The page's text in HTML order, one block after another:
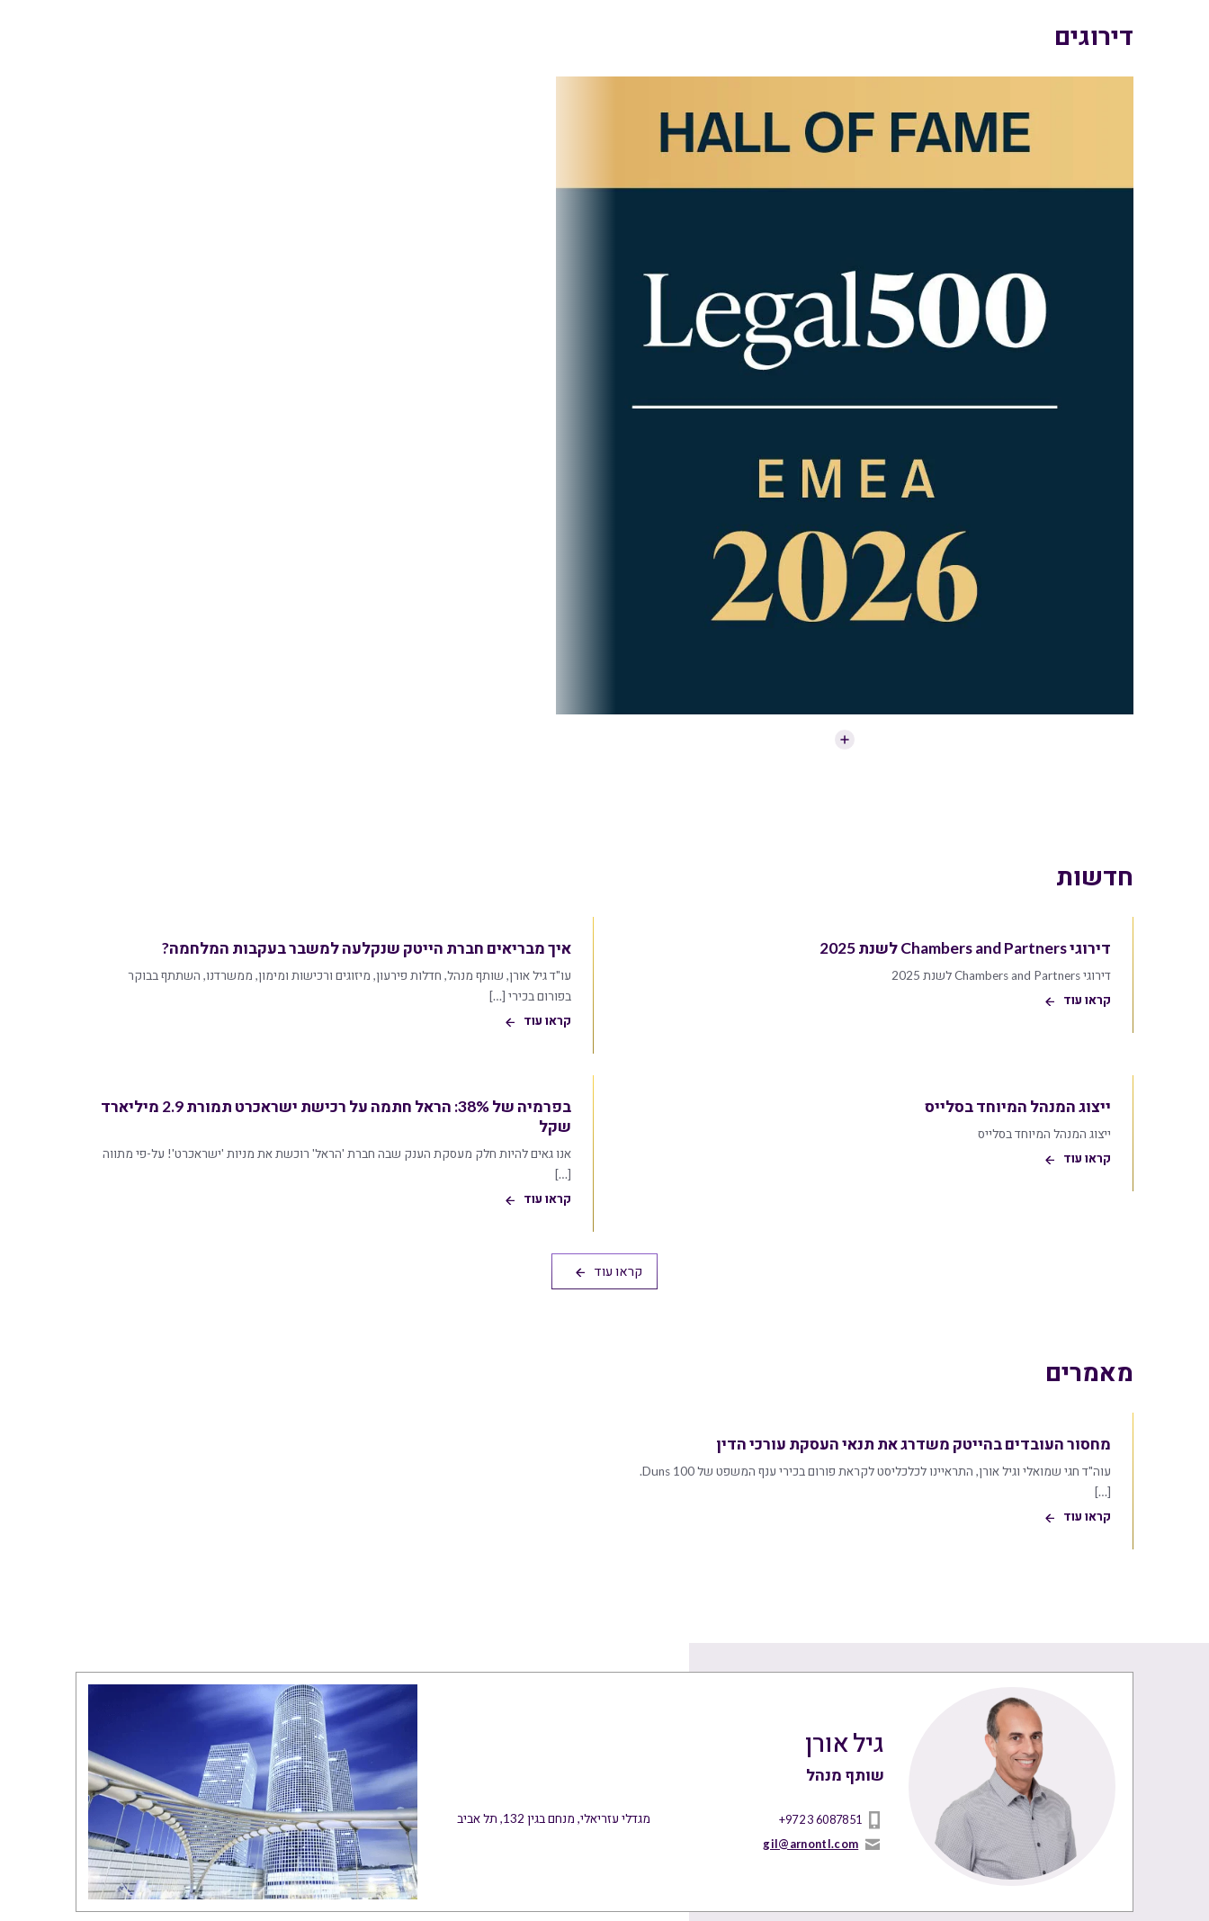
דירוגים
חדשות
דירוגי Chambers and Partners לשנת 2025
דירוגי Chambers and Partners לשנת 2025
קראו עוד
איך מבריאים חברת הייטק שנקלעה למשבר בעקבות המלחמה?
עו"ד גיל אורן, שותף מנהל, חדלות פירעון, מיזוגים ורכישות ומימון, ממשרדנו, השתתף בבוקר
בפורום בכירי […]
קראו עוד
ייצוג המנהל המיוחד בסלייס
ייצוג המנהל המיוחד בסלייס
קראו עוד
בפרמיה של 38%: הראל חתמה על רכישת ישראכרט תמורת 2.9 מיליארד
שקל
אנו גאים להיות חלק מעסקת הענק שבה חברת 'הראל' רוכשת את מניות 'ישראכרט'! על-פי מתווה
[…]
קראו עוד
קראו עוד
מאמרים
מחסור העובדים בהייטק משדרג את תנאי העסקת עורכי הדין
עוה"ד חגי שמואלי וגיל אורן, התראיינו לכלכליסט לקראת פורום בכירי ענף המשפט של Duns 100.
[…]
קראו עוד
גיל אורן
שותף מנהל
+972 3 6087851
gil@arnontl.com
מגדלי עזריאלי, מנחם בגין 132, תל אביב